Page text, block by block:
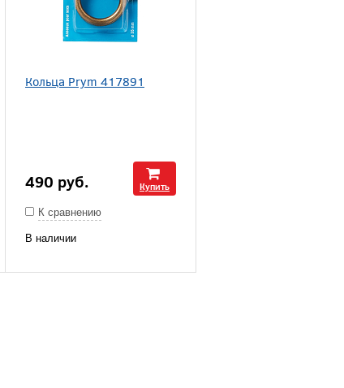
Кольца Prym 417891
490 руб. Купить
К сравнению
В наличии